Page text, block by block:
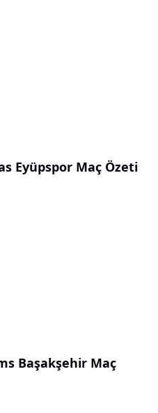
Eyüpspor Maç Özeti
Başakşehir Maç